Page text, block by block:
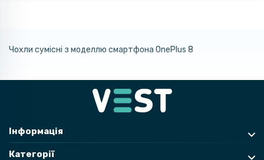
Чохли сумісні з моделлю смартфона OnePlus 8
Інформація
Категорії